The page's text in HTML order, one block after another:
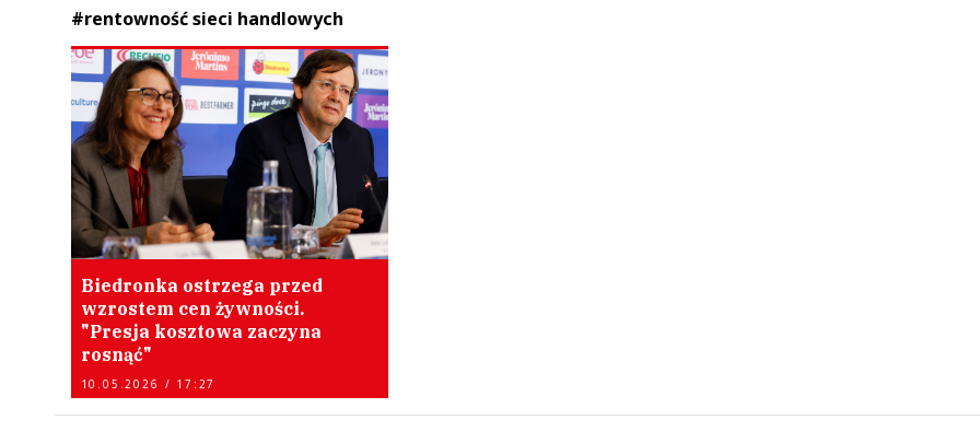
#rentowność sieci handlowych
Biedronka ostrzega przed
wzrostem cen żywności.
"Presja kosztowa zaczyna
rosnąć"
10.05.2026 / 17:27